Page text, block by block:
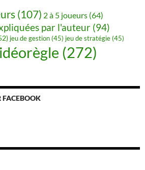
(107) 2 à 5 joueurs (64)
par l'auteur (94)
jeu de gestion (45) jeu de stratégie (45)
(272)
FACEBOOK